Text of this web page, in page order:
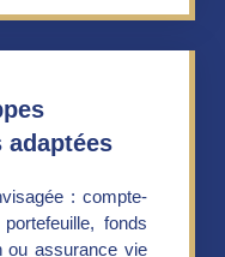
: compte-
fonds
ou assurance vie